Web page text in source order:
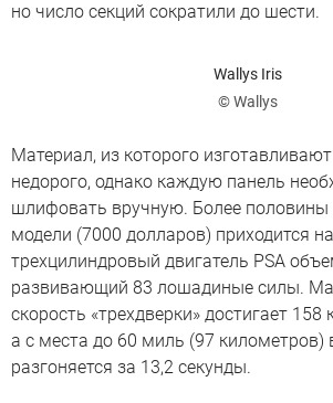
но число секций сократили до шести.
Wallys Iris
© Wallys
Материал, из которого
недорого, однако каждую панель
шлифовать вручную. Более половины
модели (7000 долларов) приходится на
трехцилиндровый двигатель PSA
развивающий 83 лошадиные силы.
скорость «трехдверки» достигает 158
а с места до 60 миль (97 километров)
разгоняется за 13,2 секунды.